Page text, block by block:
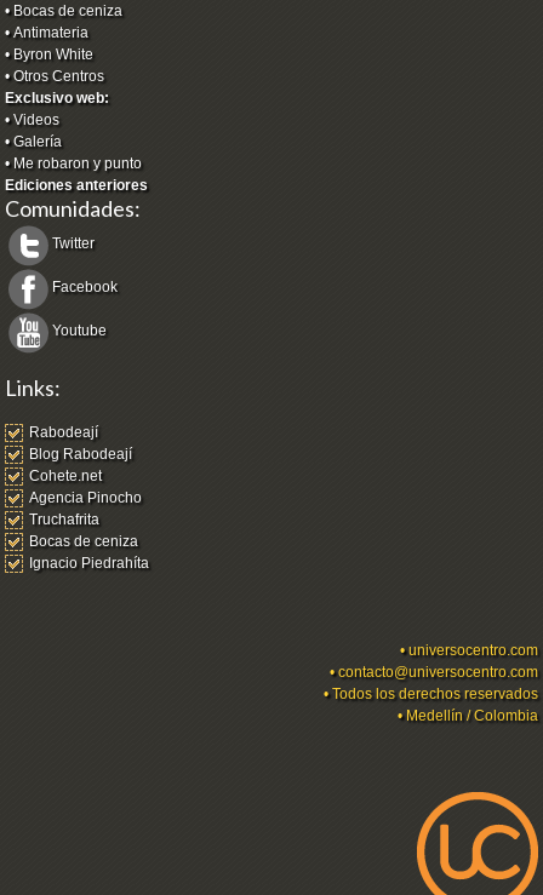
• Bocas de ceniza
•Antimateria
• Byron White
•Otros Centros
Exclusivo web:
•Videos
•Galería
• Me robaron y punto
Ediciones anteriores
Comunidades:
Twitter
Facebook
Youtube
Links:
Rabodeají
Blog Rabodeají
Cohete.net
Agencia Pinocho
Truchafrita
Bocas de ceniza
Ignacio Piedrahíta
•universocentro.com
•contacto@universocentro.com
• Todos los derechos reservados
• Medellín / Colombia